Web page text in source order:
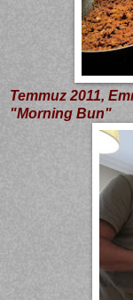
Temmuz 2011,
"Morning Bun"